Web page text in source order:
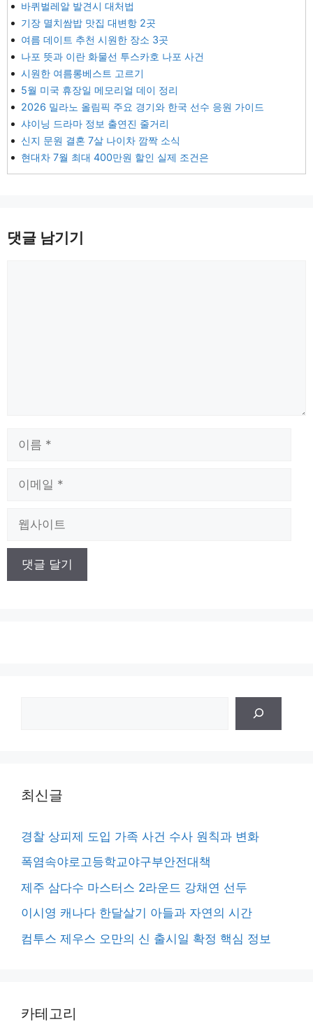
바퀴벌레알 발견시 대처법
기장 멸치쌈밥 맛집 대변항 2곳
여름 데이트 추천 시원한 장소 3곳
나포 뜻과 이란 화물선 투스카호 나포 사건
시원한 여름롱베스트 고르기
5월 미국 휴장일 메모리얼 데이 정리
2026 밀라노 올림픽 주요 경기와 한국 선수 응원 가이드
샤이닝 드라마 정보 출연진 줄거리
신지 문원 결혼 7살 나이차 깜짝 소식
현대차 7월 최대 400만원 할인 실제 조건은
댓글 남기기
최신글
경찰 상피제 도입 가족 사건 수사 원칙과 변화
폭염속야로고등학교야구부안전대책
제주 삼다수 마스터스 2라운드 강채연 선두
이시영 캐나다 한달살기 아들과 자연의 시간
컴투스 제우스 오만의 신 출시일 확정 핵심 정보
카테고리